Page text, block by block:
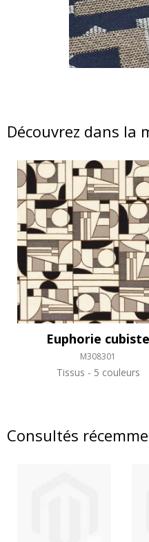
Découvrez dans la
Euphorie cubiste
M308301
Tissus 5 couleurs
Consultés